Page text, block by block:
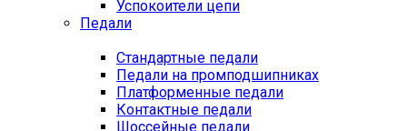
Успокоители цепи
Педали
Стандартные педали
Педали на промподшипниках
Платформенные педали
Контактные педали
Шоссейные педали